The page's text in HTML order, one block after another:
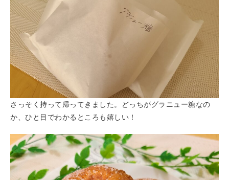
さっそく持って帰ってきました。どっちがグラニュー糖なの
か、ひと目でわかるところも嬉しい！